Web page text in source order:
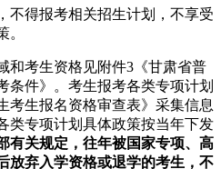
不得报考相关招生计划，不享受
。
和考生资格见附件3《甘肃省普
条件》。考生报考各类专项计划
考生报名资格审查表》采集信息
类专项计划具体政策按当年下发
有关规定，往年被国家专项、高
放弃入学资格或退学的考生，不